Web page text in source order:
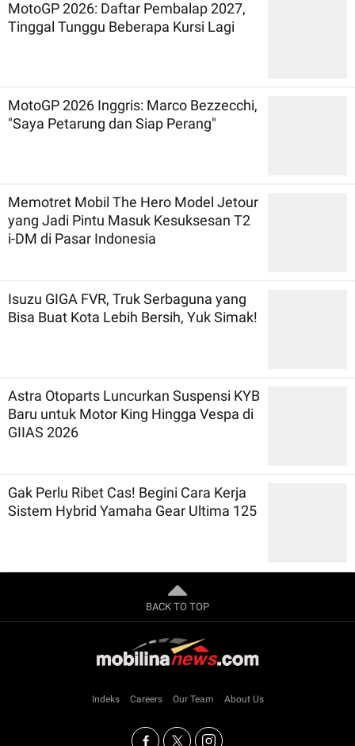
MotoGP 2026: Daftar Pembalap 2027,
Tinggal Tunggu Beberapa Kursi Lagi
MotoGP 2026 Inggris: Marco Bezzecchi,
"Saya Petarung dan Siap Perang"
Memotret Mobil The Hero Model Jetour
yang Jadi Pintu Masuk Kesuksesan T2
i-DM di Pasar Indonesia
Isuzu GIGA FVR, Truk Serbaguna yang
Bisa Buat Kota Lebih Bersih, Yuk Simak!
Astra Otoparts Luncurkan Suspensi KYB
Baru untuk Motor King Hingga Vespa di
GIIAS 2026
Gak Perlu Ribet Cas! Begini Cara Kerja
Sistem Hybrid Yamaha Gear Ultima 125
BACK TO TOP
Indeks Careers Our Team About Us